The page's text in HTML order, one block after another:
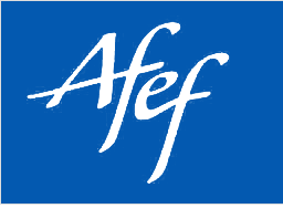
principal